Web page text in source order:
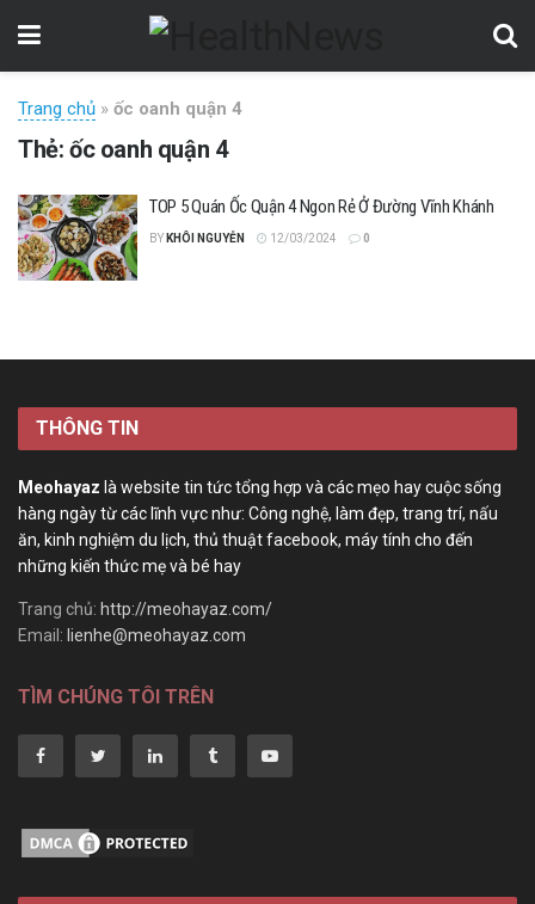
Trang chủ » ốc oanh quận 4
Thẻ:ốc oanh quận 4
TOP 5 Quán Ốc Quận 4 Ngon Rẻ Ở Đường Vĩnh Khánh
BY KHÔI NGUYỄN 12/03/2024 0
THÔNG TIN
Meohayaz là website tin tức tổng hợp và các mẹo hay cuộc sống
hàng ngày từ các lĩnh vực như: Công nghệ, làm đẹp, trang trí, nấu
ăn, kinh nghiệm du lịch, thủ thuật facebook, máy tính cho đến
những kiến thức mẹ và bé hay
Trang chủ: http://meohayaz.com/
Email: lienhe@meohayaz.com
TÌM CHÚNG TÔI TRÊN